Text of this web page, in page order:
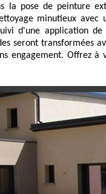
la pose de peinture
minutieux avec
d'une application
seront transformées
engagement. Offrez à